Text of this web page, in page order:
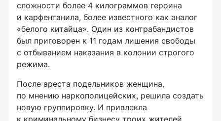
сложности более 4 килограммов героина
и карфентанила, более известного как аналог
«белого китайца». Один из контрабандистов
был приговорен к 11 годам лишения свободы
с отбыванием наказания в колонии строгого
режима.
После ареста подельников женщина,
по мнению наркополицейских, решила создать
новую группировку. И привлекла